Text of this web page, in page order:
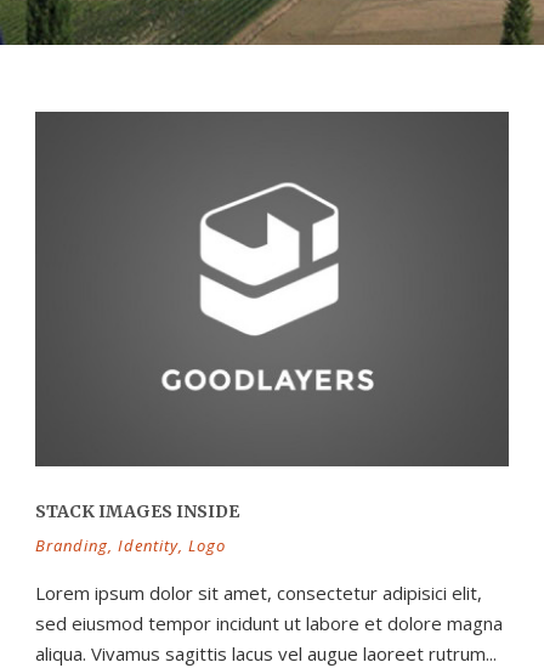
Prenota
STACK IMAGES INSIDE
Branding, Identity, Logo
Lorem ipsum dolor sit amet, consectetur adipisici elit,
sed eiusmod tempor incidunt ut labore et dolore magna
aliqua. Vivamus sagittis lacus vel augue laoreet rutrum...